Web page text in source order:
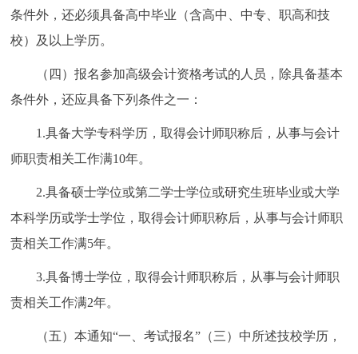
条件外，还必须具备高中毕业（含高中、中专、职高和技
校）及以上学历。
（四）报名参加高级会计资格考试的人员，除具备基本
条件外，还应具备下列条件之一：
1.具备大学专科学历，取得会计师职称后，从事与会计
师职责相关工作满10年。
2.具备硕士学位或第二学士学位或研究生班毕业或大学
本科学历或学士学位，取得会计师职称后，从事与会计师职
责相关工作满5年。
3.具备博士学位，取得会计师职称后，从事与会计师职
责相关工作满2年。
（五）本通知“一、考试报名”（三）中所述技校学历，